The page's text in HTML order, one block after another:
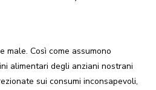
male. Così come assumono
alimentari degli anziani nostrani
sui consumi inconsapevoli,